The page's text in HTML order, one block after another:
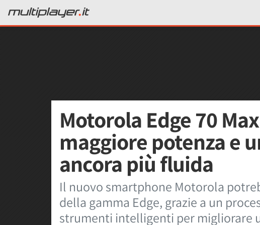
Motorola Edge 70
maggiore potenza e
ancora più fluida
Il nuovo smartphone Motorola
della gamma Edge, grazie a un
strumenti intelligenti per migliorare